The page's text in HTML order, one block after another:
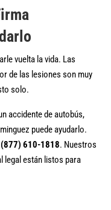
vuelta la vida. Las
de las lesiones son muy
solo.
accidente de autobús,
puede ayudarlo.
(877) 610-1818. Nuestros
legal están listos para